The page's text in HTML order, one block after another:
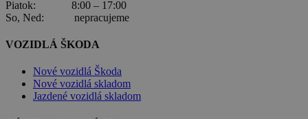
Piatok: 8:00 – 17:00
So, Ned: nepracujeme
VOZIDLÁ ŠKODA
Nové vozidlá Škoda
Nové vozidlá skladom
Jazdené vozidlá skladom